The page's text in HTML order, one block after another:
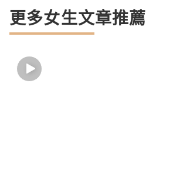
更多女生文章推薦